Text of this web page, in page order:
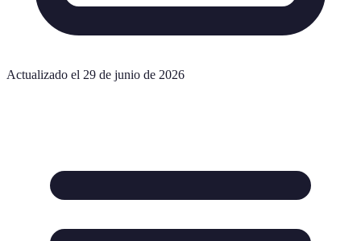
Actualizado el 29 de junio de 2026